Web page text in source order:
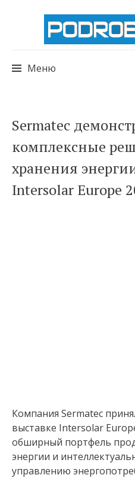
Меню
к
содержимому
Sermatec
комплексные
хранения
Intersolar Europe
Компания Sermatec
выставке Intersolar
обширный портфель
энергии и
управлению